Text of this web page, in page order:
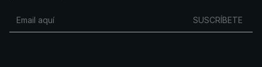
SUSCRÍBETE